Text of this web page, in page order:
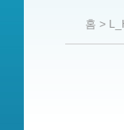
홈 >